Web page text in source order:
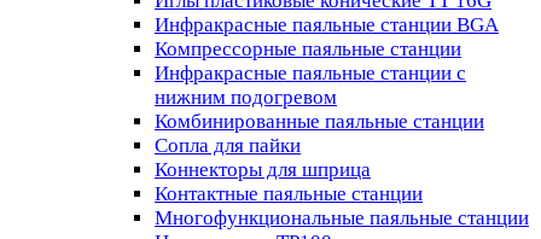
Инфракрасные паяльные станции BGA
Компрессорные паяльные станции
Инфракрасные паяльные станции с
нижним подогревом
Комбинированные паяльные станции
Сопла для пайки
Коннекторы для шприца
Контактные паяльные станции
Многофункциональные паяльные станции